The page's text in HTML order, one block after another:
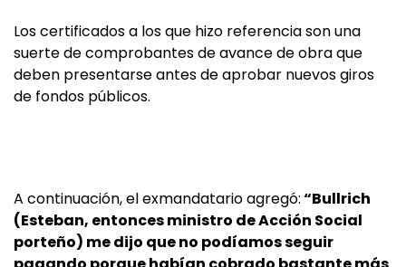
Los certificados a los que hizo referencia son una
suerte de comprobantes de avance de obra que
deben presentarse antes de aprobar nuevos giros
de fondos públicos.
A continuación, el exmandatario agregó:“Bullrich
(Esteban, entonces ministro de Acción Social
porteño) me dijo que no podíamos seguir